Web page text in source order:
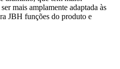
mais amplamente adaptada às
JBH funções do produto e